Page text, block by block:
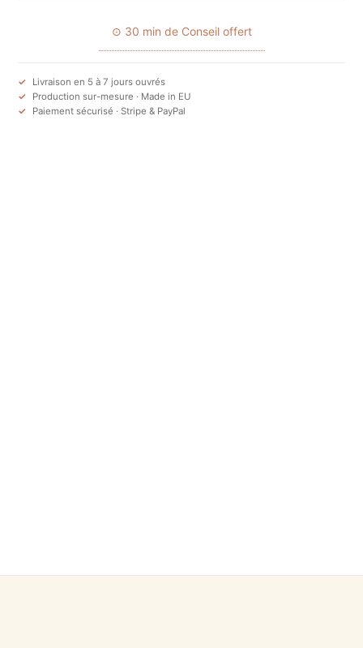
⊙ 30 min de Conseil offert
Livraison en 5 à 7 jours ouvrés
Production sur-mesure · Made in EU
Paiement sécurisé · Stripe & PayPal